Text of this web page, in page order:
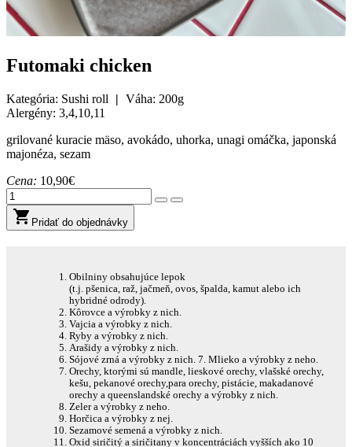
Futomaki chicken
Kategória: Sushi roll | Váha: 200g
Alergény: 3,4,10,11
grilované kuracie mäso, avokádo, uhorka, unagi omáčka, japonská
majonéza, sezam
Cena: 10,90€
shopping_cart Pridať do objednávky
Obilniny obsahujúce lepok
(t.j. pšenica, raž, jačmeň, ovos, špalda, kamut alebo ich
hybridné odrody).
Kôrovce a výrobky z nich.
Vajcia a výrobky z nich.
Ryby a výrobky z nich.
Arašidy a výrobky z nich.
Sójové zrná a výrobky z nich. 7. Mlieko a výrobky z neho.
Orechy, ktorými sú mandle, lieskové orechy, vlašské orechy,
kešu, pekanové orechy,para orechy, pistácie, makadanové
orechy a queenslandské orechy a výrobky z nich.
Zeler a výrobky z neho.
Horčica a výrobky z nej.
Sezamové semená a výrobky z nich.
Oxid siričitý a siričitany v koncentráciách vyšších ako 10